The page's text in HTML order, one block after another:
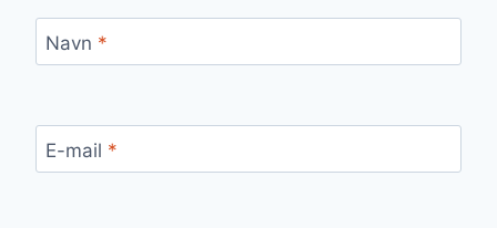
Navn *
E-mail *